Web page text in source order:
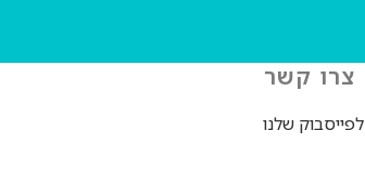
צרו קשר
לפייסבוק שלנו